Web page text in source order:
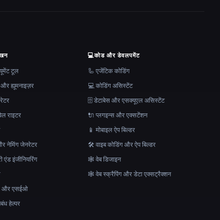
टूल
ह्यूमनाइज़र
राइटर
नेमिंग जेनरेटर
एंड इंजीनियरिंग
और एसईओ
हेल्पर
💻कोड और डेवलपमेंट
🦾 एजेंटिक कोडिंग
💻 कोडिंग असिस्टेंट
🗄️ डेटाबेस और एसक्यूएल असिस्टेंट
🔌 प्लगइन्स और एक्सटेंशन
📱 मोबाइल ऐप बिल्डर
🛠️ वाइब कोडिंग और ऐप बिल्डर
🕸 वेब डिजाइन
🕸️ वेब स्क्रैपिंग और डेटा एक्सट्रैक्शन